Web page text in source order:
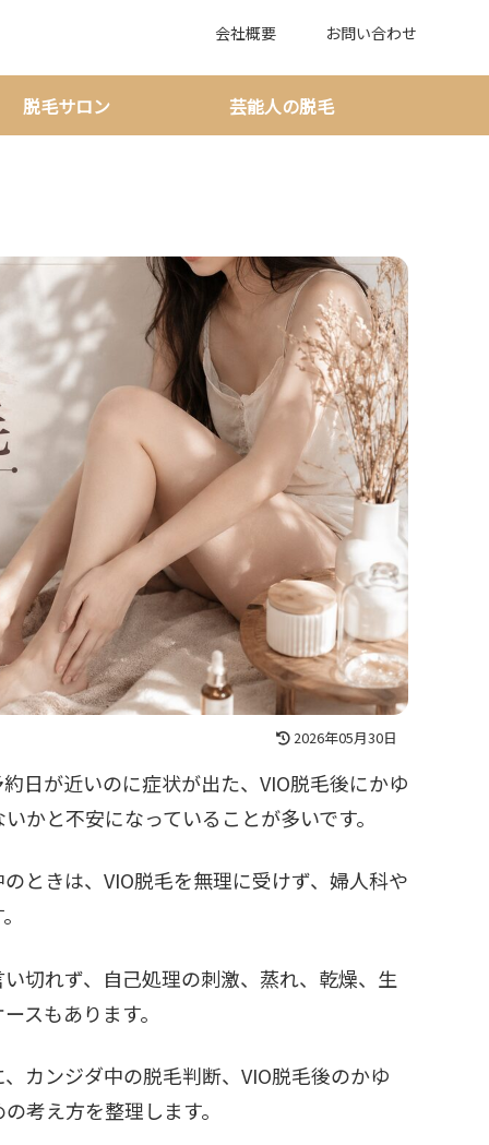
会社概要 お問い合わせ
脱毛サロン 芸能人の脱毛
前に延期判断と再発対策を整理！
2026年05月30日
日が近いのに症状が出た、VIO脱毛後にかゆ
かと不安になっていることが多いです。
ときは、VIO脱毛を無理に受けず、婦人科や
切れず、自己処理の刺激、蒸れ、乾燥、生
スもあります。
カンジダ中の脱毛判断、VIO脱毛後のかゆ
考え方を整理します。